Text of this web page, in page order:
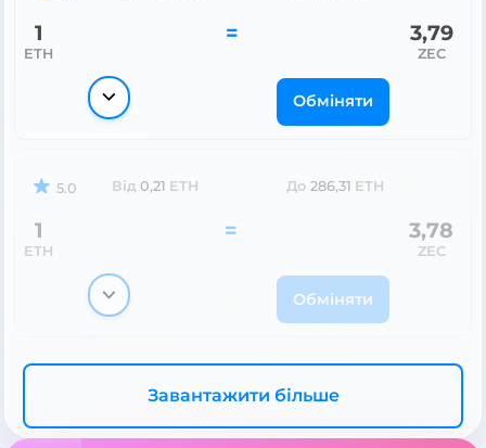
1
ETH
= 3,79
ZEC
Обміняти
5.0 Від 0,21 ETH До 286,31 ETH
1
ETH
= 3,78
ZEC
Обміняти
Завантажити більше